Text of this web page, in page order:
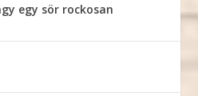
egy sör rockosan